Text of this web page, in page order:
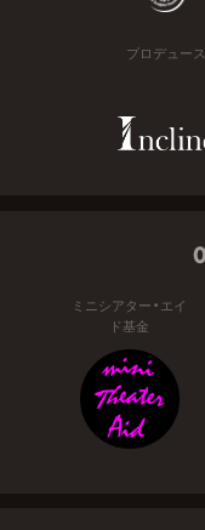
プロデュース
ミニシアター・エイ
ド基金